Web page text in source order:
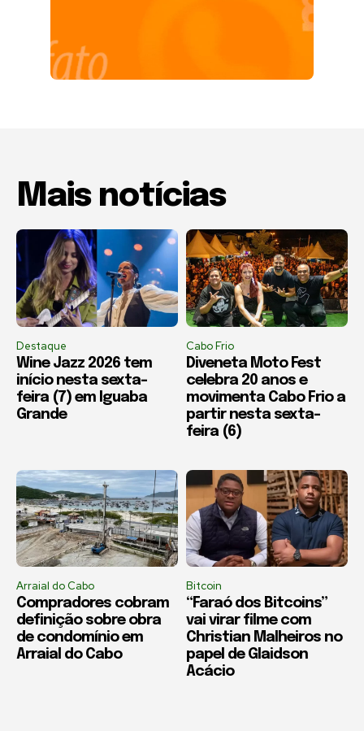
Mais notícias
Destaque
Wine Jazz 2026 tem
início nesta sexta-
feira (7) em Iguaba
Grande
Cabo Frio
Diveneta Moto Fest
celebra 20 anos e
movimenta Cabo Frio a
partir nesta sexta-
feira (6)
Arraial do Cabo
Compradores cobram
definição sobre obra
de condomínio em
Arraial do Cabo
Bitcoin
“Faraó dos Bitcoins”
vai virar filme com
Christian Malheiros no
papel de Glaidson
Acácio